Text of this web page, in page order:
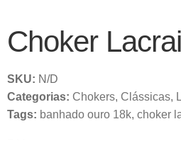
Choker
SKU: N/D
Categorias: Chokers, Clássicas,
Tags: banhado ouro 18k, choker